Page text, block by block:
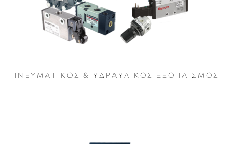
Π Ν Ε Υ Μ Α Τ Ι Κ Ο Σ & Υ Δ Ρ Α Υ Λ Ι Κ Ο Σ Ε Ξ Ο Π Λ Ι Σ Μ Ο Σ